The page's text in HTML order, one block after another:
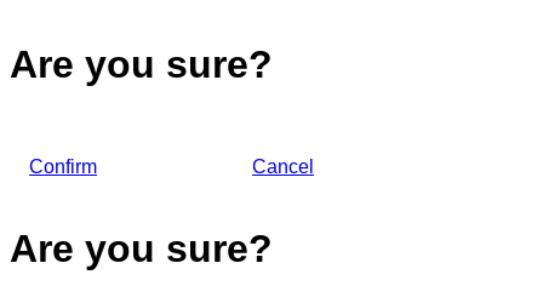
Are you sure?
Confirm Cancel
Are you sure?